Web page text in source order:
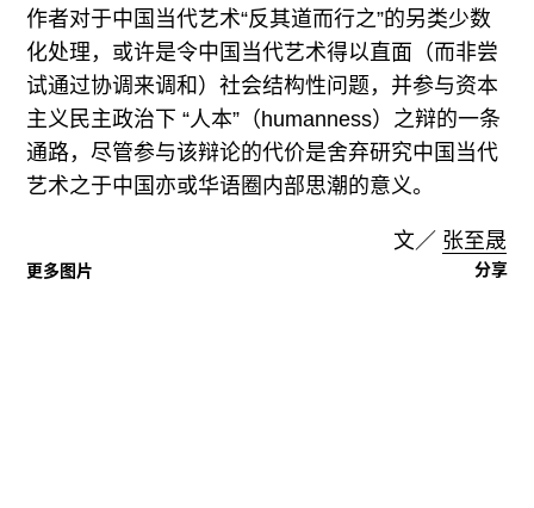
作者对于中国当代艺术“反其道而行之”的另类少数
化处理，或许是令中国当代艺术得以直面（而非尝
试通过协调来调和）社会结构性问题，并参与资本
主义民主政治下 “人本”（humanness）之辩的一条
通路，尽管参与该辩论的代价是舍弃研究中国当代
艺术之于中国亦或华语圈内部思潮的意义。
文／ 张至晟
更多图片 分享